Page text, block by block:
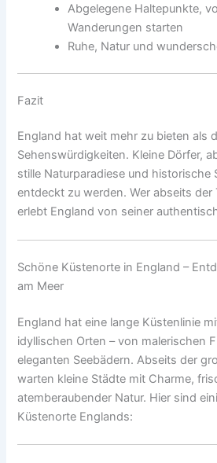
Abgelegene Haltepunkte,
Wanderungen starten
Ruhe, Natur und
Fazit
England hat weit mehr zu bieten als
Sehenswürdigkeiten. Kleine Dörfer,
stille Naturparadiese und historische
entdeckt zu werden. Wer abseits der
erlebt England von seiner
Schöne Küstenorte in England –
am Meer
England hat eine lange Küstenlinie
idyllischen Orten – von malerischen
eleganten Seebädern. Abseits der
warten kleine Städte mit Charme,
atemberaubender Natur. Hier sind
Küstenorte Englands: